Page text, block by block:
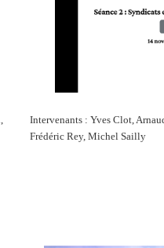
Intervenants : Yves Clot,
Frédéric Rey, Michel Sailly